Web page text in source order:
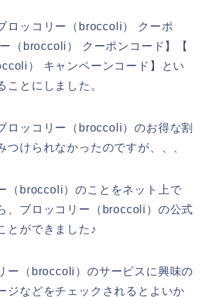
ロッコリー（broccoli） クーポ
（broccoli） クーポンコード】【
） キャンペーンコード】とい
ことにしました。
ロッコリー（broccoli）のお得な割
つけられなかったのですが、、、
（broccoli）のことをネット上で
、ブロッコリー（broccoli）の公式
とができました♪
ー（broccoli）のサービスに興味の
ジなどをチェックされるとよいか